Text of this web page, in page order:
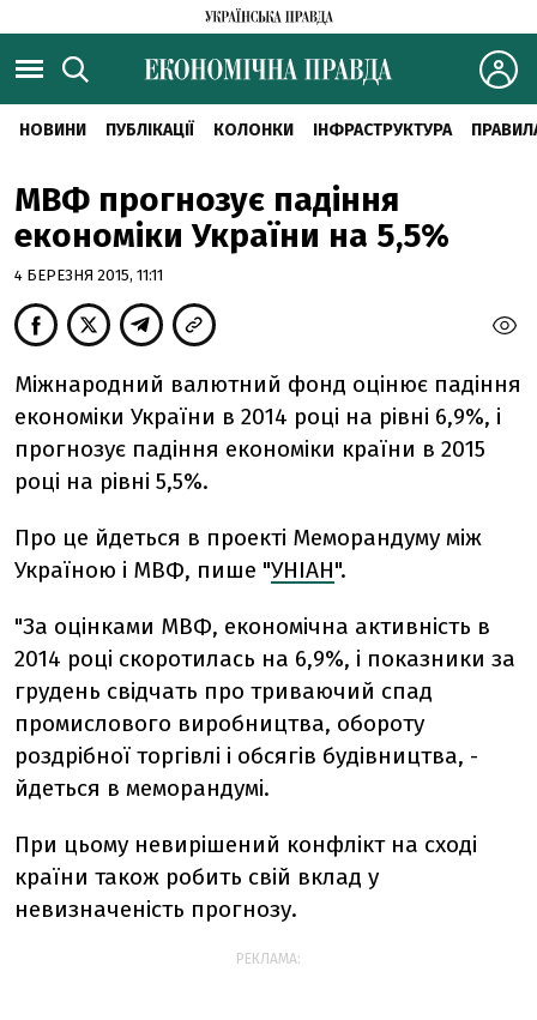
НОВИНИ ПУБЛІКАЦІЇ КОЛОНКИ ІНФРАСТРУКТУРА
МВФ прогнозує падіння
економіки України на 5,5%
4 БЕРЕЗНЯ 2015, 11:11
Міжнародний валютний фонд оцінює падіння
економіки України в 2014 році на рівні 6,9%, і
прогнозує падіння економіки країни в 2015
році на рівні 5,5%.
Про це йдеться в проекті Меморандуму між
Україною і МВФ, пише "УНІАН".
"За оцінками МВФ, економічна активність в
2014 році скоротилась на 6,9%, і показники за
грудень свідчать про триваючий спад
промислового виробництва, обороту
роздрібної торгівлі і обсягів будівництва, -
йдеться в меморандумі.
При цьому невирішений конфлікт на сході
країни також робить свій вклад у
невизначеність прогнозу.
РЕКЛАМА: